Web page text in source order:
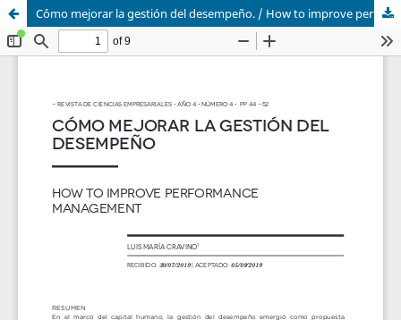
C´ómo mejorar la gestión del desempeño. / How to improve performance management.